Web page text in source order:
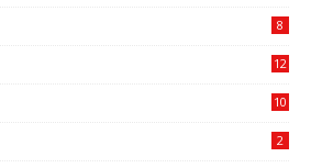
8
12
10
2